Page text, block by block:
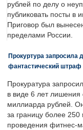
рублей по делу о
публиковать посты в
Приговор был
пределами России.
Прокуртура запросила
фантастический штраф
Прокуратура
в виде 6 лет
миллиарда рублей.
за границу более
проведения фитнес-